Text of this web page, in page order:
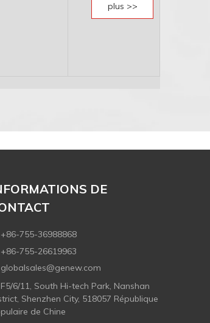
plus >>
DE
+86-755-36988868
+86-755-26619963
globalsales@genew.com
F5/6/11, South Hi-tech Park, Nanshan
Shenzhen City, 518057 République
de Chine